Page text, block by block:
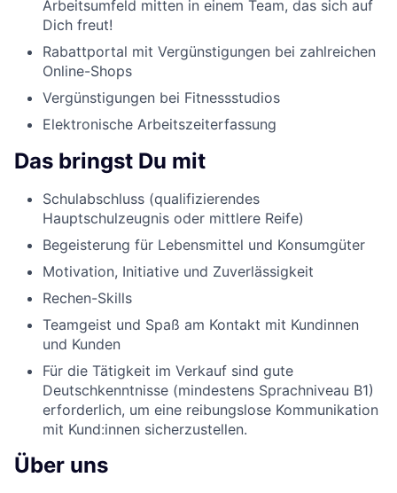
Arbeitsumfeld mitten in einem Team, das sich auf
Dich freut!
Rabattportal mit Vergünstigungen bei zahlreichen
Online-Shops
Vergünstigungen bei Fitnessstudios
Elektronische Arbeitszeiterfassung
Das bringst Du mit
Schulabschluss (qualifizierendes
Hauptschulzeugnis oder mittlere Reife)
Begeisterung für Lebensmittel und Konsumgüter
Motivation, Initiative und Zuverlässigkeit
Rechen-Skills
Teamgeist und Spaß am Kontakt mit Kundinnen
und Kunden
Für die Tätigkeit im Verkauf sind gute
Deutschkenntnisse (mindestens Sprachniveau B1)
erforderlich, um eine reibungslose Kommunikation
mit Kund:innen sicherzustellen.
Über uns